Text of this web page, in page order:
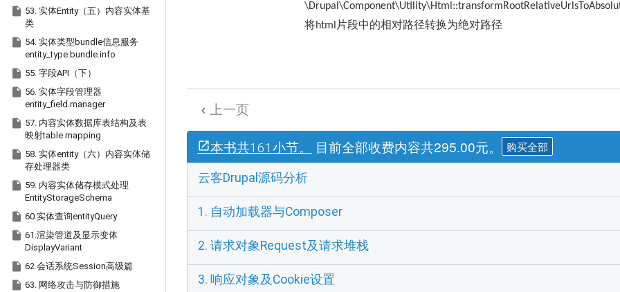
 53. 实体Entity（五）内容实体基
类
 54. 实体类型bundle信息服务
entity_type.bundle.info
 55. 字段API（下）
 56. 实体字段管理器
entity_field.manager
 57. 内容实体数据库表结构及表
映射table mapping
 58. 实体entity（六）内容实体储
存处理器类
 59. 内容实体储存模式处理
EntityStorageSchema
 60.实体查询entityQuery
 61.渲染管道及显示变体
DisplayVariant
 62.会话系统Session高级篇
 63. 网络攻击与防御措施
将html 片段中的相对路径转换为绝对路径
 上一页
本书共161小节。 目前全部收费内容共295.00元。 购买全部
云客Drupal源码分析
1. 自动加载器与Composer
2. 请求对象Request及请求堆栈
3. 响应对象及Cookie设置